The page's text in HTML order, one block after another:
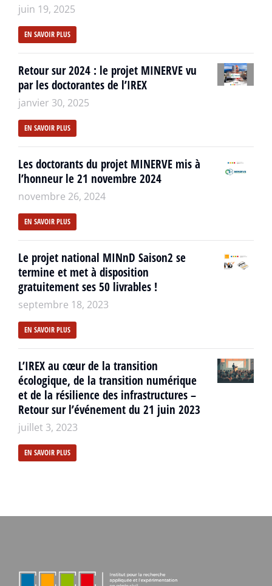
juin 19, 2025
EN SAVOIR PLUS
Retour sur 2024 : le projet MINERVE vu
par les doctorantes de l’IREX
janvier 30, 2025
EN SAVOIR PLUS
Les doctorants du projet MINERVE mis à
l’honneur le 21 novembre 2024
novembre 26, 2024
EN SAVOIR PLUS
Le projet national MINnD Saison2 se
termine et met à disposition
gratuitement ses 50 livrables !
septembre 18, 2023
EN SAVOIR PLUS
L’IREX au cœur de la transition
écologique, de la transition numérique
et de la résilience des infrastructures –
Retour sur l’événement du 21 juin 2023
juillet 3, 2023
EN SAVOIR PLUS